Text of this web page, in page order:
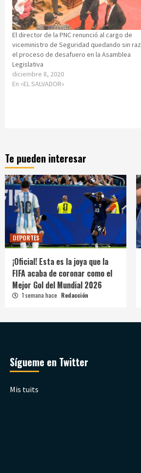
El director de la PNC renunció al cargo de
viceministro de Seguridad quedando sin
el proceso de desafuero en la Asamblea
Legislativa
diciembre 8, 2020
En «EL SALVADOR»
Te pueden interesar
DEPORTES
¡Oficial! Esta es la joya que la
FIFA acaba de coronar como el
Mejor Gol del Mundial 2026
1 semana hace Redacción
Sígueme en Twitter
Mis tuits